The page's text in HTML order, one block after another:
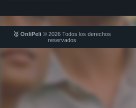
🥇 OnliPeli © 2026 Todos los derechos
reservados